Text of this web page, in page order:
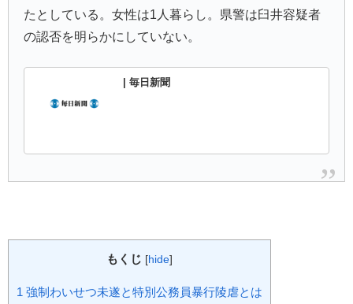
たとしている。女性は1人暮らし。県警は臼井容疑者
の認否を明らかにしていない。
| 毎日新聞
もくじ [hide]
1 強制わいせつ未遂と特別公務員暴行陵虐とは